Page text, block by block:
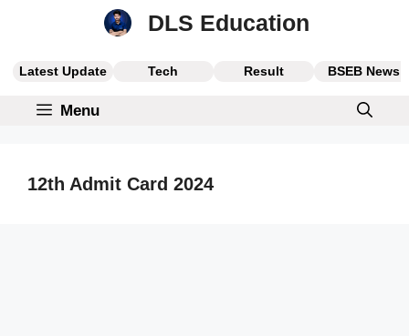
DLS Education
Latest Update Tech Result BSEB News
Menu
12th Admit Card 2024